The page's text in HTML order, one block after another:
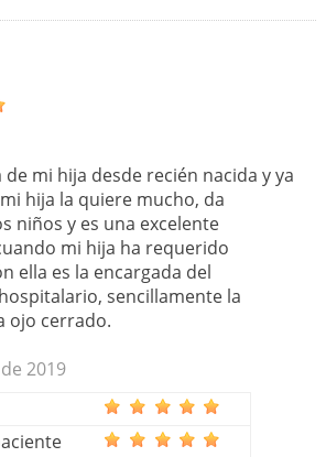
de mi hija desde recién nacida y ya
hija la quiere mucho, da
niños y es una excelente
mi hija ha requerido
ella es la encargada del
sencillamente la
ojo cerrado.
2019